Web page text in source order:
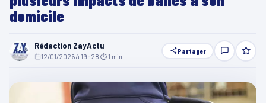
domicile
Rédaction ZayActu
12/01/2026 à 19h28 ⏱ 1 min
Partager